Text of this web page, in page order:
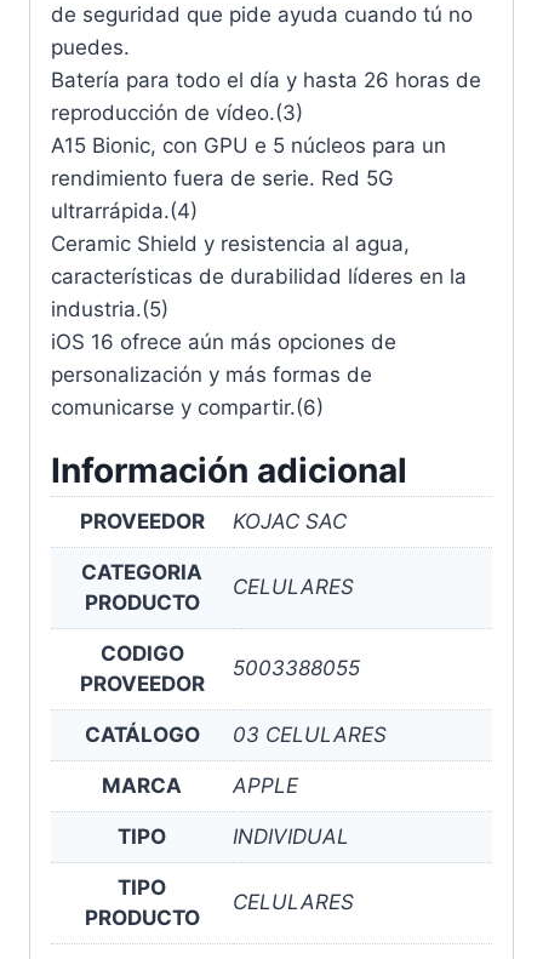
de seguridad que pide ayuda cuando tú no
puedes.
Batería para todo el día y hasta 26 horas de
reproducción de vídeo.(3)
A15 Bionic, con GPU e 5 núcleos para un
rendimiento fuera de serie. Red 5G
ultrarrápida.(4)
Ceramic Shield y resistencia al agua,
características de durabilidad líderes en la
industria.(5)
iOS 16 ofrece aún más opciones de
personalización y más formas de
comunicarse y compartir.(6)
Información adicional
PROVEEDOR KOJAC SAC
CATEGORIA
PRODUCTO
CELULARES
CODIGO
PROVEEDOR
5003388055
CATÁLOGO 03 CELULARES
MARCA APPLE
TIPO INDIVIDUAL
TIPO
PRODUCTO
CELULARES